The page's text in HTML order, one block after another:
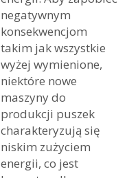
negatywnym
konsekwencjom
takim jak wszystkie
wyżej wymienione,
niektóre nowe
maszyny do
produkcji puszek
charakteryzują się
niskim zużyciem
energii, co jest